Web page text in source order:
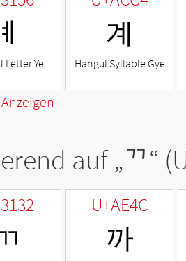
ㅖ
Letter Ye
계
Hangul Syllable Gye
auf „ᄁ“
U+AE4C
까